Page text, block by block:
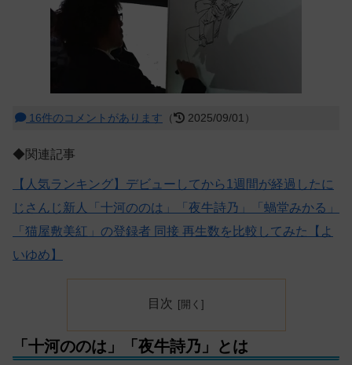
16件のコメントがあります （ 2025/09/01）
◆関連記事
【人気ランキング】デビューしてから1週間が経過したに
じさんじ新人「十河ののは」「夜牛詩乃」「蝸堂みかる」
「猫屋敷美紅」の登録者 同接 再生数を比較してみた【よ
いゆめ】
目次
「十河ののは」「夜牛詩乃」とは